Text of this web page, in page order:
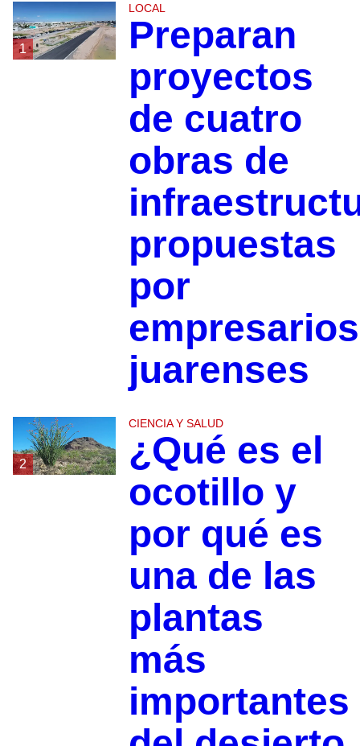
1
LOCAL
Preparan
proyectos
de cuatro
obras de
propuestas
por
empresarios
juarenses
2
CIENCIA Y SALUD
¿Qué es el
ocotillo y
por qué es
una de las
plantas
más
importantes